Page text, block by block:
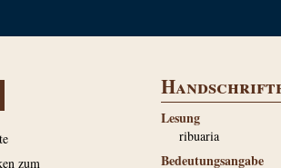
zum
Lesung
ribuaria
Bedeutungsangabe